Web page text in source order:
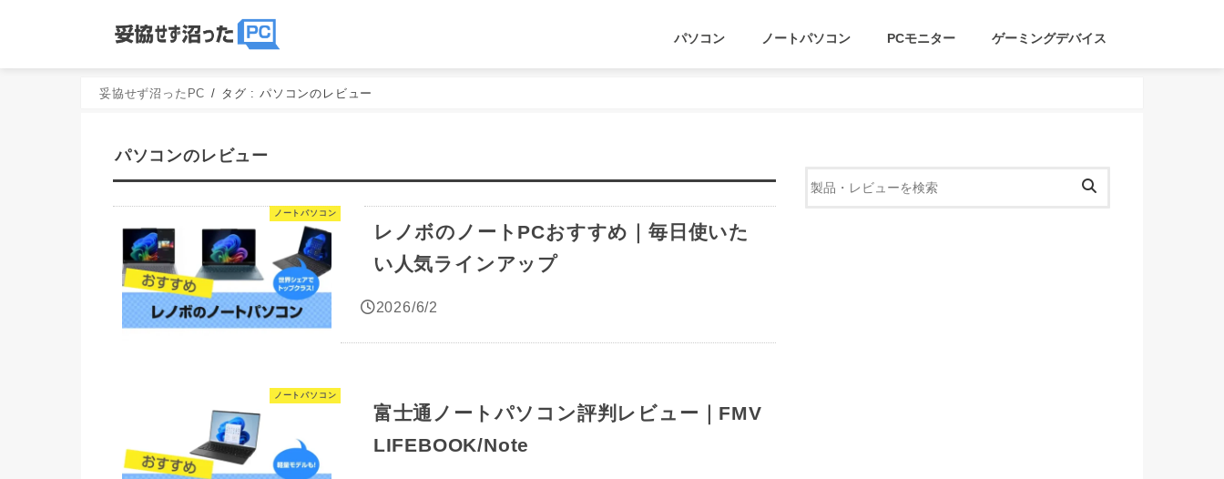
パソコン ノートパソコン PCモニター ゲーミングデバイス
妥協せず沼ったPC タグ : パソコンのレビュー
パソコンのレビュー
ノートパソコン
レノボのノートPCおすすめ｜毎日使いた
い人気ラインアップ
2026/6/2
ノートパソコン
富士通ノートパソコン評判レビュー｜FMV
LIFEBOOK/Note